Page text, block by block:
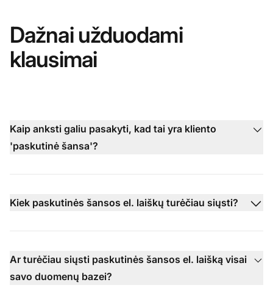
Dažnai užduodami
klausimai
Kaip anksti galiu pasakyti, kad tai yra kliento
'paskutinė šansa'?
Kiek paskutinės šansos el. laiškų turėčiau siųsti?
Ar turėčiau siųsti paskutinės šansos el. laišką visai
savo duomenų bazei?